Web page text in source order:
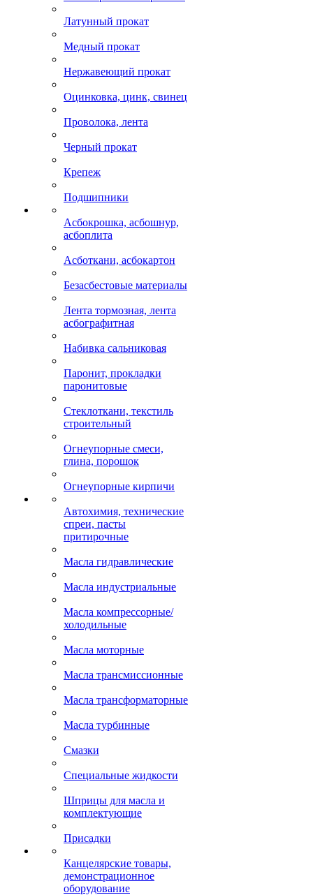
Латунный прокат
Медный прокат
Нержавеющий прокат
Оцинковка, цинк, свинец
Проволока, лента
Черный прокат
Крепеж
Подшипники
Асбокрошка, асбошнур,
асбоплита
Асботкани, асбокартон
Безасбестовые материалы
Лента тормозная, лента
асбографитная
Набивка сальниковая
Паронит, прокладки
паронитовые
Стеклоткани, текстиль
строительный
Огнеупорные смеси,
глина, порошок
Огнеупорные кирпичи
Автохимия, технические
спреи, пасты
притирочные
Масла гидравлические
Масла индустриальные
Масла компрессорные/
холодильные
Масла моторные
Масла трансмиссионные
Масла трансформаторные
Масла турбинные
Смазки
Специальные жидкости
Шприцы для масла и
комплектующие
Присадки
Канцелярские товары,
демонстрационное
оборудование